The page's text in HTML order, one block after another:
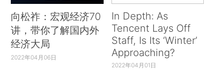
向松祚：宏观经济70
讲，带你了解国内外
经济大局
2022年04月06日
In Depth: As
Tencent Lays Off
Staff, Is Its ‘Winter’
Approaching?
2022年04月01日